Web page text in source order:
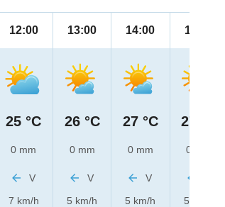
12:00
25 °C
0 mm
V
7 km/h
13:00
26 °C
0 mm
V
5 km/h
14:00
27 °C
0 mm
V
5 km/h
15:00
27 °C
0 mm
5 km/h